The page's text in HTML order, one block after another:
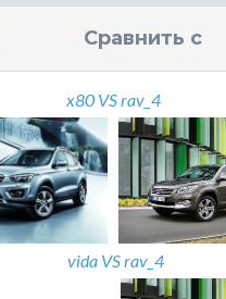
Сравнить с
x80 VS rav_4
vida VS rav_4